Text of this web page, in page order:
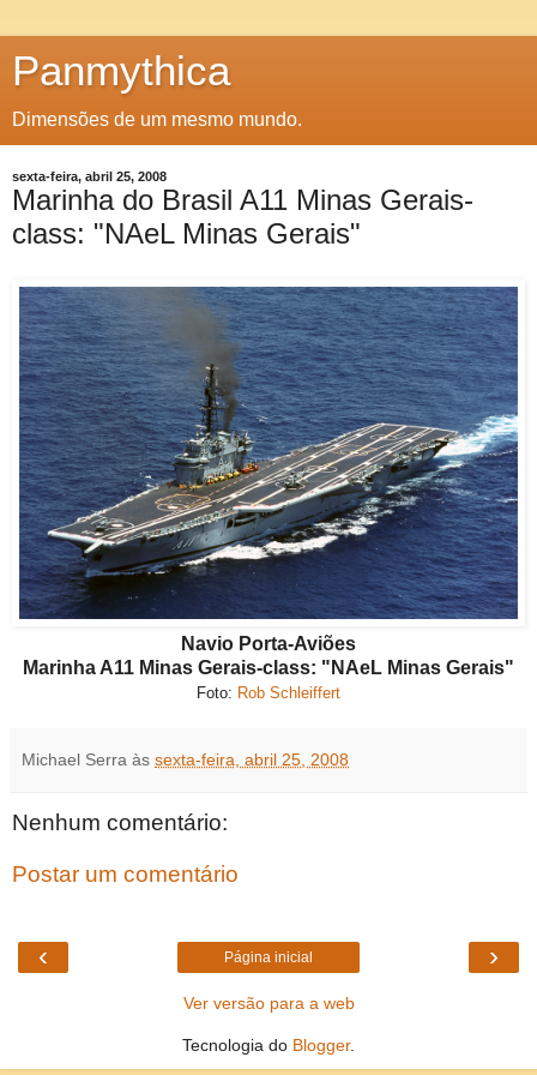
Panmythica
Dimensões de um mesmo mundo.
sexta-feira, abril 25, 2008
Marinha do Brasil A11 Minas Gerais-
class: "NAeL Minas Gerais"
Navio Porta-Aviões
Marinha A11 Minas Gerais-class: "NAeL Minas Gerais"
Foto: Rob Schleiffert
Michael Serra às sexta-feira, abril 25, 2008
Nenhum comentário:
Postar um comentário
‹ ›
Página inicial
Ver versão para a web
Tecnologia do Blogger.